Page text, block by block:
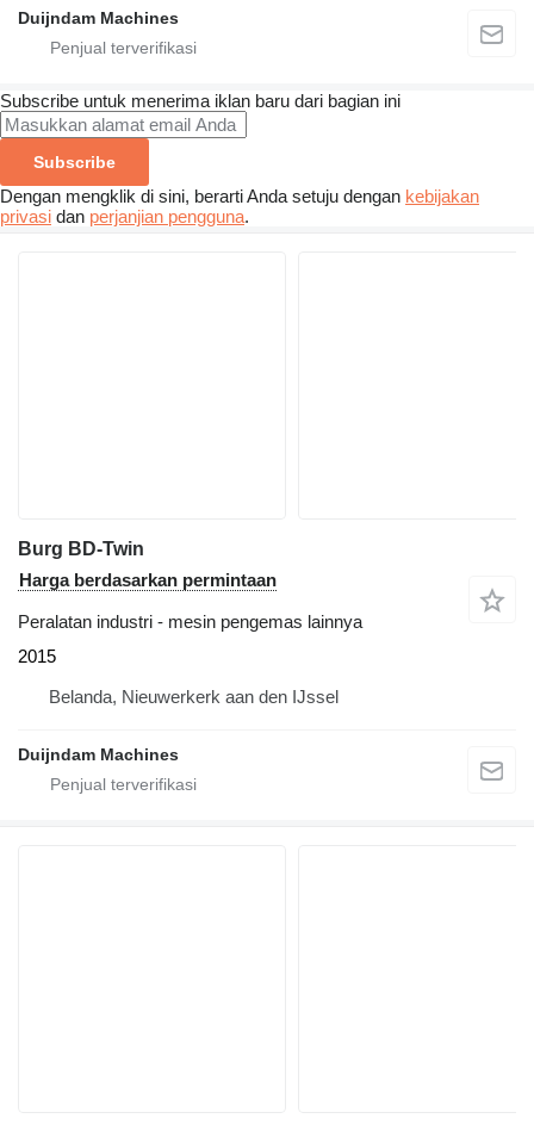
Duijndam Machines
Subscribe untuk menerima iklan baru dari bagian ini
Subscribe
Dengan mengklik di sini, berarti Anda setuju dengan kebijakan
privasi dan perjanjian pengguna.
Burg BD-Twin
Harga berdasarkan permintaan
Peralatan industri - mesin pengemas lainnya
2015
Belanda, Nieuwerkerk aan den IJssel
Duijndam Machines